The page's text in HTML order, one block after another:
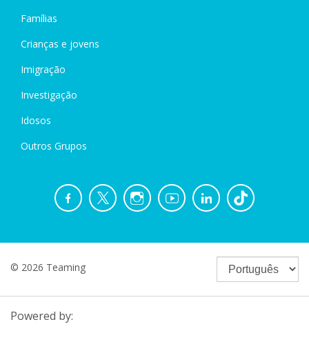
Famílias
Crianças e jovens
Imigração
Investigação
Idosos
Outros Grupos
© 2026 Teaming
Powered by: